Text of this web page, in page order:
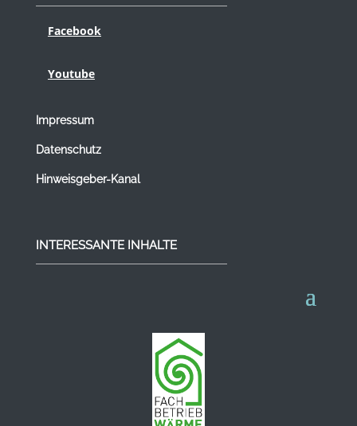
Facebook
Youtube
Impressum
Datenschutz
Hinweisgeber-Kanal
INTERESSANTE INHALTE